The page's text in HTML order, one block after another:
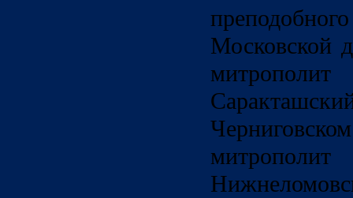
Московской